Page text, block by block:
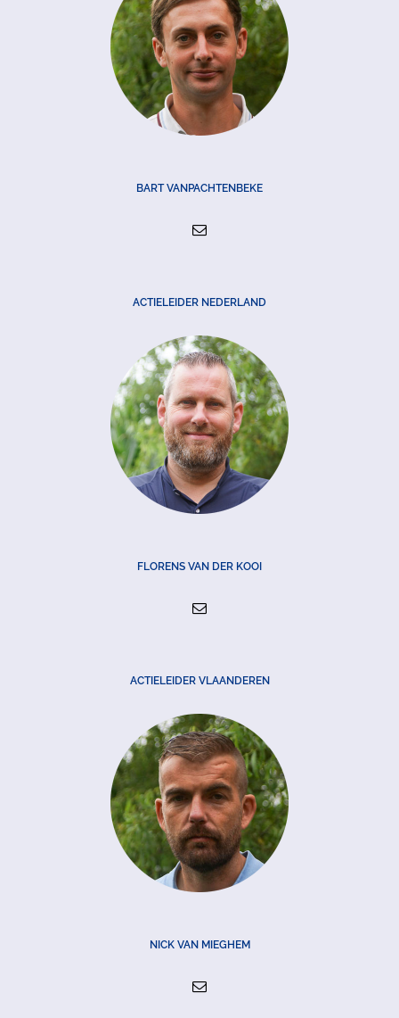
BART VANPACHTENBEKE
ACTIELEIDER NEDERLAND
FLORENS VAN DER KOOI
ACTIELEIDER VLAANDEREN
NICK VAN MIEGHEM